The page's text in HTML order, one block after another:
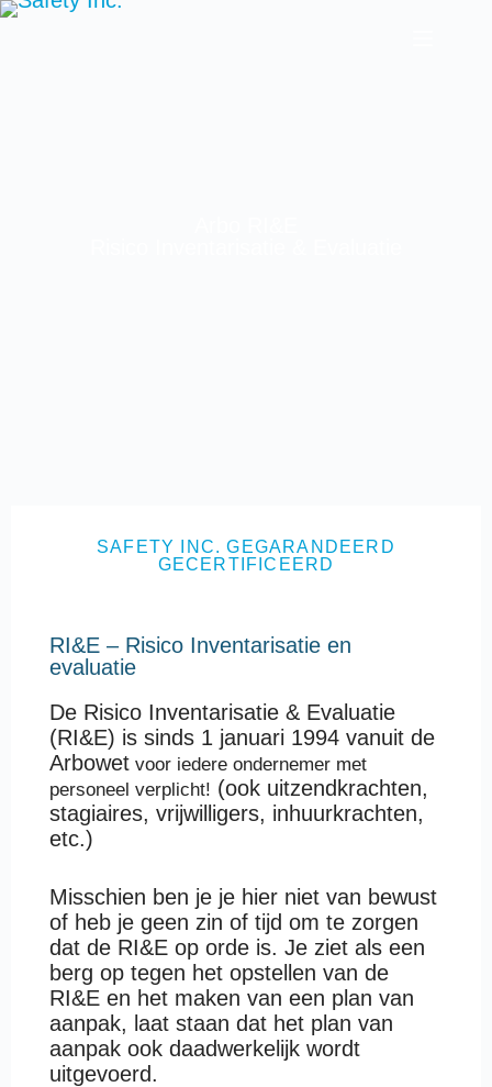
SAFETY INC. GEGARANDEERD
GECERTIFICEERD
RI&E – Risico Inventarisatie en
evaluatie
De Risico Inventarisatie & Evaluatie
(RI&E) is sinds 1 januari 1994 vanuit de
Arbowet voor iedere ondernemer met
personeel verplicht! (ook uitzendkrachten,
stagiaires, vrijwilligers, inhuurkrachten,
etc.)
Misschien ben je je hier niet van bewust
of heb je geen zin of tijd om te zorgen
dat de RI&E op orde is. Je ziet als een
berg op tegen het opstellen van de
RI&E en het maken van een plan van
aanpak, laat staan dat het plan van
aanpak ook daadwerkelijk wordt
uitgevoerd.